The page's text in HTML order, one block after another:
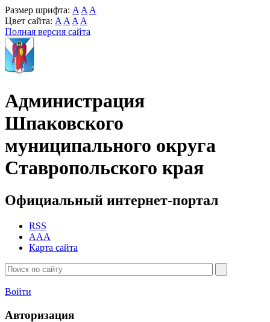
Размер шрифта: A A A
Цвет сайта: A A A A
Полная версия сайта
Администрация
Шпаковского
муниципального округа
Ставропольского края
Официальный интернет-портал
RSS
AAA
Карта сайта
Войти
Авторизация